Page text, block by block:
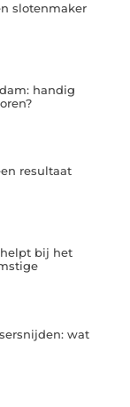
slotenmaker
handig
resultaat
bij het
wat